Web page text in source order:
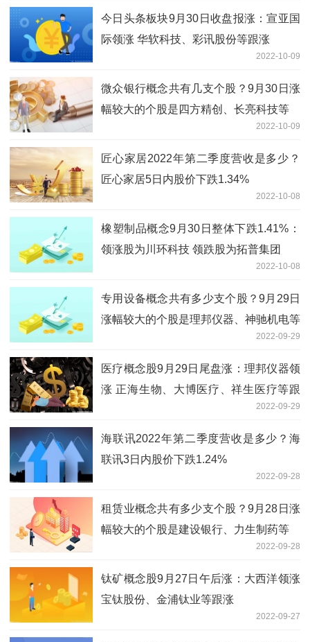
今日头条板块9月30日收盘报涨：宣亚国
际领涨 华软科技、彩讯股份等跟涨
2022-10-09
微众银行概念共有几支个股？9月30日涨
幅较大的个股是四方精创、长亮科技等
2022-10-09
匠心家居2022年第二季度营收是多少？
匠心家居5日内股价下跌1.34%
2022-10-08
橡塑制品概念9月30日整体下跌1.41%：
领涨股为川环科技 领跌股为拓普集团
2022-10-08
专用设备概念共有多少支个股？9月29日
涨幅较大的个股是理邦仪器、神驰机电等
2022-09-29
医疗概念股9月29日尾盘涨：理邦仪器领
涨 正海生物、大博医疗、祥生医疗等跟
2022-09-29
海联讯2022年第二季度营收是多少？海
联讯3日内股价下跌1.24%
2022-09-28
租赁业概念共有多少支个股？9月28日涨
幅较大的个股是建设银行、力生制药等
2022-09-28
钛矿概念股9月27日午后涨：大西洋领涨
宝钛股份、金浦钛业等跟涨
2022-09-27